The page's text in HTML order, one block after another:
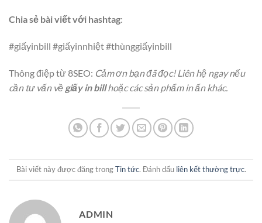
Chia sẻ bài viết với hashtag:
#giấyinbill #giấyinnhiệt #thùnggiấyinbill
Thông điệp từ 8SEO: Cảm ơn bạn đã đọc! Liên hệ ngay nếu
cần tư vấn về giấy in billhoặc các sản phẩm in ấn khác.
Bài viết này được đăng trongTin tức. Đánh dấu liên kết thường trực.
ADMIN